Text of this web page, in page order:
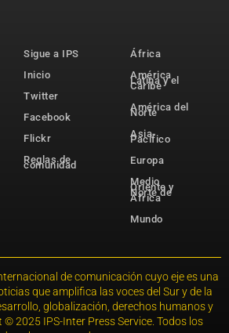
Sigue a IPS
Inicio
Twitter
Facebook
Flickr
Reglas de
comunidad
África
América
Latina y el
Caribe
América del
Norte
Asia-
Pacífico
Europa
Medio
Oriente y
Norte de
África
Mundo
de comunicación cuyo eje es una
que amplifica las voces del Sur y de la
globalización, derechos humanos y
2025 IPS-Inter Press Service. Todos los